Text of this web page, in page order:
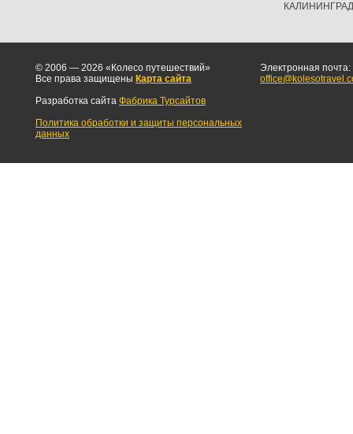
КАЛИНИНГРАД
© 2006 — 2026 «Колесо путешествий»
Все права защищены Карта сайта
Разработка сайта Фабрика Турсайтов
Политика обработки и защиты персональных
данных
Электронная почта: